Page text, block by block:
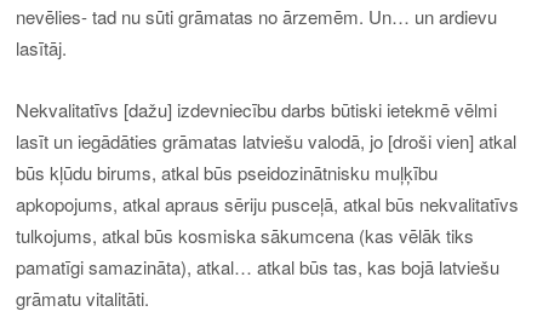
nevēlies- tad nu sūti grāmatas no ārzemēm. Un… un ardievu
lasītāj.
Nekvalitatīvs [dažu] izdevniecību darbs būtiski ietekmē vēlmi
lasīt un iegādāties grāmatas latviešu valodā, jo [droši vien] atkal
būs kļūdu birums, atkal būs pseidozinātnisku muļķību
apkopojums, atkal apraus sēriju pusceļā, atkal būs nekvalitatīvs
tulkojums, atkal būs kosmiska sākumcena (kas vēlāk tiks
pamatīgi samazināta), atkal… atkal būs tas, kas bojā latviešu
grāmatu vitalitāti.